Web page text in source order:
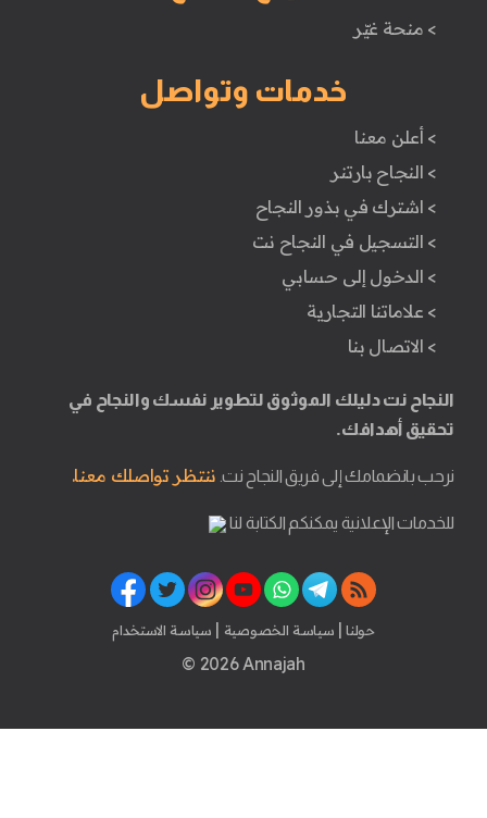
> منحة غيّر
خدمات وتواصل
> أعلن معنا
> النجاح بارتنر
> اشترك في بذور النجاح
> التسجيل في النجاح نت
> الدخول إلى حسابي
> علاماتنا التجارية
> الاتصال بنا
النجاح نت دليلك الموثوق لتطوير نفسك والنجاح في
تحقيق أهدافك.
نرحب بانضمامك إلى فريق النجاح نت. ننتظر تواصلك معنا.
للخدمات الإعلانية يمكنكم الكتابة لنا
حولنا | سياسة الخصوصية | سياسة الاستخدام
© 2026 Annajah